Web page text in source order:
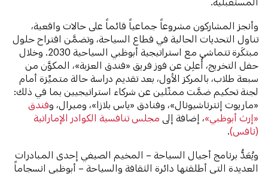
وأنجز المشاركون مشروعاً جماعياً قائماً على حالات واقعية،
تناول التحديات الحالية في قطاع السياحة، وتضمَّن اقتراح حلول
مبتكَرة تتماشى مع استراتيجية أبوظبي السياحية 2030. وخلال
حفل التخريج، أُعلِن عن فوز فريق «فندق العزبة»، المكوَّن من
سبعة طلاب، بالمركز الأول، بعد تقديم دراسة حالة متميِّزة أمام
لجنة تحكيم ضمَّت ممثّلين عن شركاء استراتيجيين بما في ذلك:
«ماريوت إنترناشيونال»، وفنادق «ياس بلازا»، وميرال، وفندق
«إرث أبوظبي»، إضافة إلى مجلس تنافسية الكوادر الإماراتية
(نافس).
ويُعَدُّ برنامج أجيال السياحة – المخيم الصيفي إحدى المبادرات
العديدة التي أطلقتها دائرة الثقافة والسياحة – أبوظبي انسجاماً